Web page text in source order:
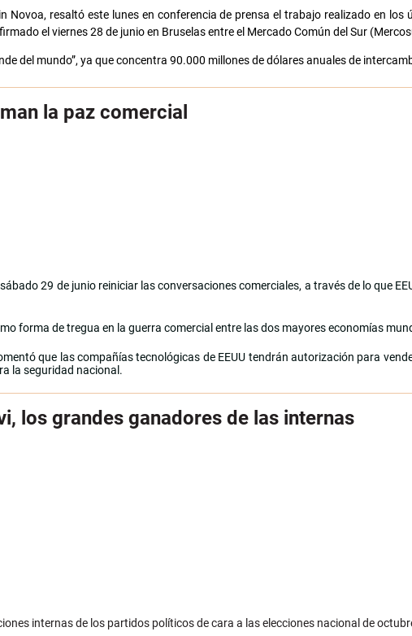
Novoa, resaltó este lunes en conferencia de prensa el trabajo realizado en
el viernes 28 de junio en Bruselas entre el Mercado Común del Sur
del mundo”, ya que concentra 90.000 millones de dólares anuales de
la paz comercial
29 de junio reiniciar las conversaciones comerciales, a través de lo que
forma de tregua en la guerra comercial entre las dos mayores economías
que las compañías tecnológicas de EEUU tendrán autorización para
la seguridad nacional.
los grandes ganadores de las internas
internas de los partidos políticos de cara a las elecciones nacional de